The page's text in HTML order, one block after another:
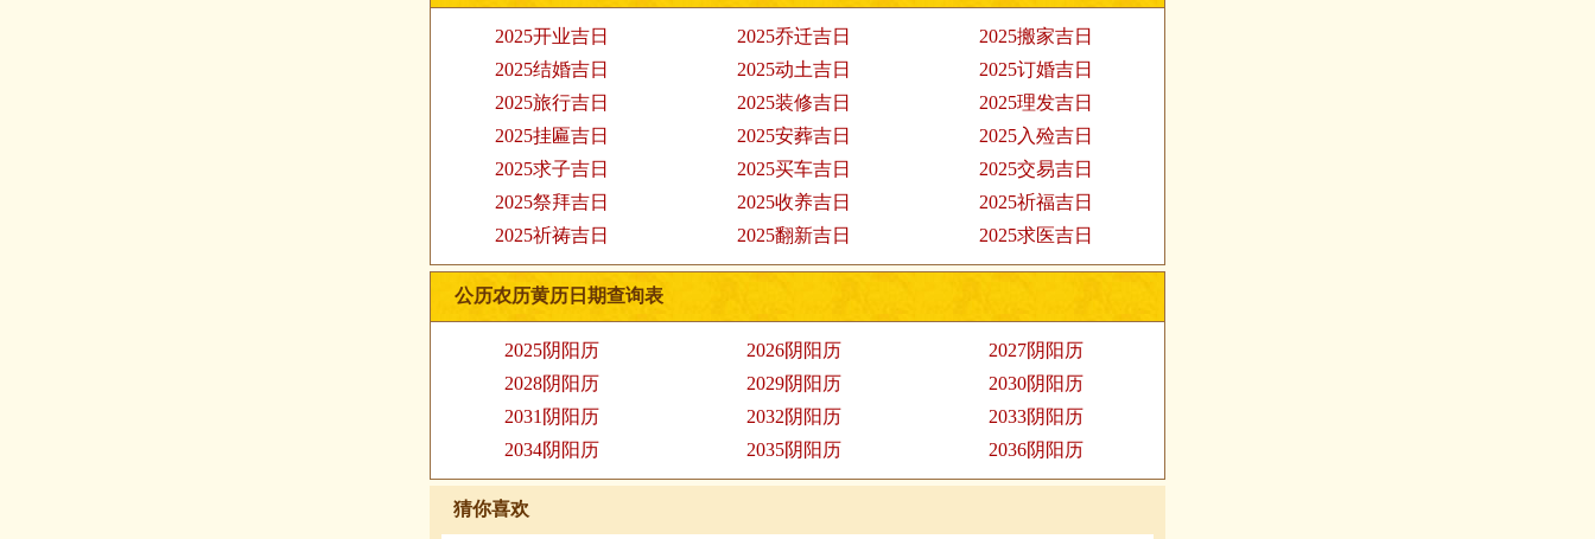
2025开业吉日 2025乔迁吉日
2025搬家吉日
2025结婚吉日
2025动土吉日
2025订婚吉日
2025旅行吉日
2025装修吉日
2025理发吉日
2025挂匾吉日
2025安葬吉日
2025入殓吉日
2025求子吉日
2025买车吉日
2025交易吉日
2025祭拜吉日
2025收养吉日
2025祈福吉日
2025祈祷吉日
2025翻新吉日 2025求医吉日
公历农历黄历日期查询表
2025阴阳历 2026阴阳历
2027阴阳历
2028阴阳历
2029阴阳历
2030阴阳历
2031阴阳历
2032阴阳历
2033阴阳历
2034阴阳历
2035阴阳历 2036阴阳历
猜你喜欢